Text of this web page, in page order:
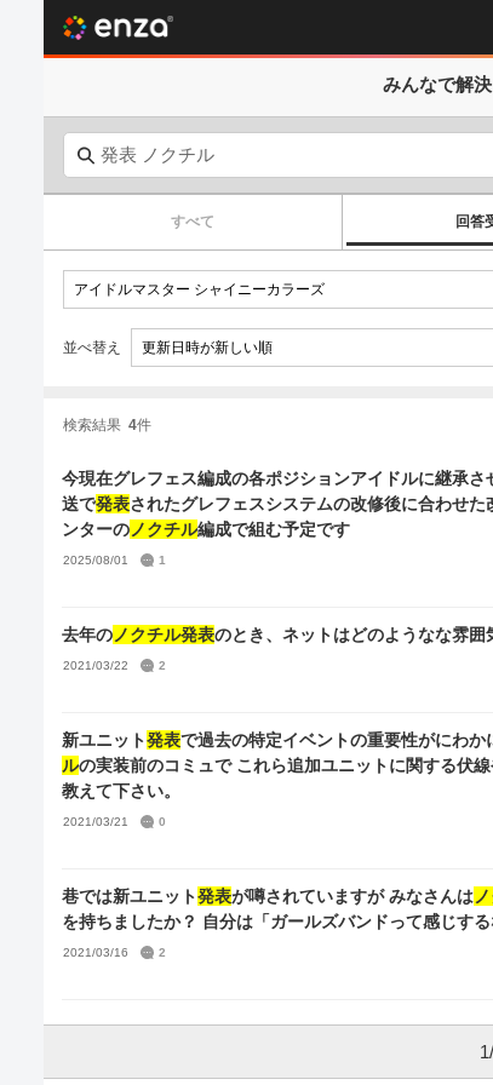
みんなで解決
すべて 回答
並べ替え
検索結果 4件
今現在グレフェス編成の各ポジションアイドルに継承
送で発表されたグレフェスシステムの改修後に合わせた改善
ンターのノクチル編成で組む予定です
2025/08/01
1
去年のノクチル発表のとき、ネットはどのようなな雰囲
2021/03/22
2
新ユニット発表で過去の特定イベントの重要性がにわ
ルの実装前のコミュで これら追加ユニットに関する伏
教えて下さい。
2021/03/21
0
巷では新ユニット発表が噂されていますが みなさんは
を持ちましたか？ 自分は「ガールズバンドって感じす
2021/03/16
2
1/